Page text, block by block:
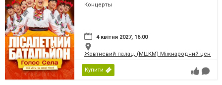
Концерты
4 квітня 2027, 16:00
Жовтневий палац, (МЦКМ) Міжнародний центр
Купити